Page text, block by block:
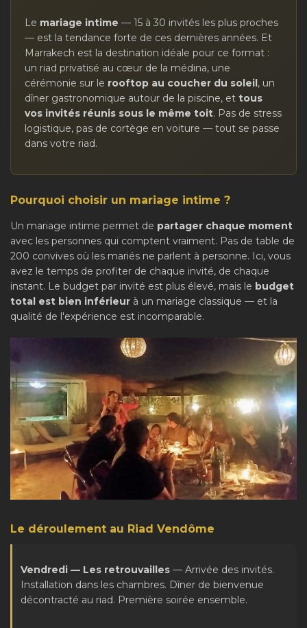
Le mariage intime — 15 à 30 invités les plus proches
— est la tendance forte de ces dernières années. Et
Marrakech est la destination idéale pour ce format :
un riad privatisé au cœur de la médina, une
cérémonie sur le rooftop au coucher du soleil, un
dîner gastronomique autour de la piscine, et tous
vos invités réunis sous le même toit. Pas de stress
logistique, pas de cortège en voiture — tout se passe
dans votre riad.
Pourquoi choisir un mariage intime ?
Un mariage intime permet de partager chaque moment
avec les personnes qui comptent vraiment. Pas de table de
200 convives où les mariés ne parlent à personne. Ici, vous
avez le temps de profiter de chaque invité, de chaque
instant. Le budget par invité est plus élevé, mais le budget
total est bien inférieur à un mariage classique — et la
qualité de l'expérience est incomparable.
Le déroulement au Riad Vendôme
Vendredi — Les retrouvailles — Arrivée des invités.
Installation dans les chambres. Dîner de bienvenue
décontracté au riad. Première soirée ensemble.